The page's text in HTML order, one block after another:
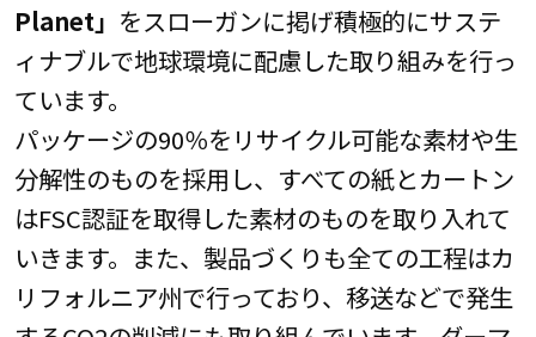
Planet」 をスローガンに掲げ積極的にサステ
ィナブルで地球環境に配慮した取り組みを行っ
ています。
パッケージの90％をリサイクル可能な素材や生
分解性のものを採用し、すべての紙とカートン
はFSC認証を取得した素材のものを取り入れて
いきます。また、製品づくりも全ての工程はカ
リフォルニア州で行っており、移送などで発生